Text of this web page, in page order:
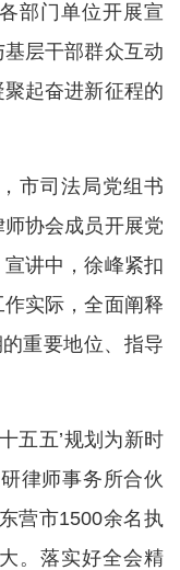
部门单位开展宣
层干部群众互动
起奋进新征程的
市司法局党组书
协会成员开展党
讲中，徐峰紧扣
实际，全面阐释
重要地位、指导
五五’规划为新时
律师事务所合伙
营市1500余名执
。落实好全会精